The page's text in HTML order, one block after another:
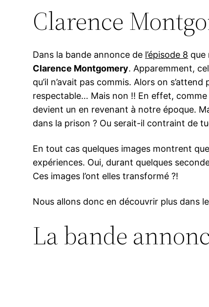
Clarence
Dans la bande annonce de l’épisode 8 que
Clarence Montgomery. Apparemment,
qu’il n’avait pas commis. Alors on
respectable… Mais non !! En effet,
devient un en revenant à notre époque.
dans la prison ? Ou serait-il contraint de
En tout cas quelques images montrent
expériences. Oui, durant quelques
Ces images l’ont elles transformé ?!
Nous allons donc en découvrir plus dans
La bande